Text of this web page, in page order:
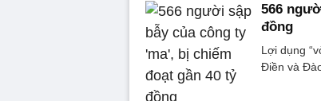
566
đồng
Lợi dụng
Điền và